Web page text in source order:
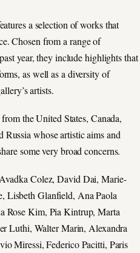
a selection of works that
Chosen from a range of
year, they include highlights that
as well as a diversity of
artists.
the United States, Canada,
whose artistic aims and
some very broad concerns.
Colez, David Dai, Marie-
Lisbeth Glanfield, Ana Paola
Rose Kim, Pia Kintrup, Marta
Luthi, Walter Marin, Alexandra
Miressi, Federico Pacitti, Paris